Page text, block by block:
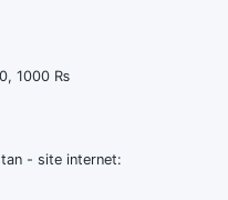
1000 ₨
- site internet: